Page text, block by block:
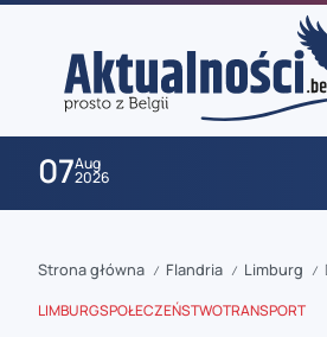
07Aug
2026
Strona główna / Flandria / Limburg /
LIMBURGSPOŁECZEŃSTWOTRANSPORT